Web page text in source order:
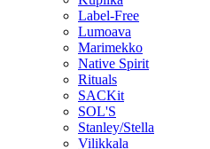
Label-Free
Lumoava
Marimekko
Native Spirit
Rituals
SACKit
SOL'S
Stanley/Stella
Vilikkala